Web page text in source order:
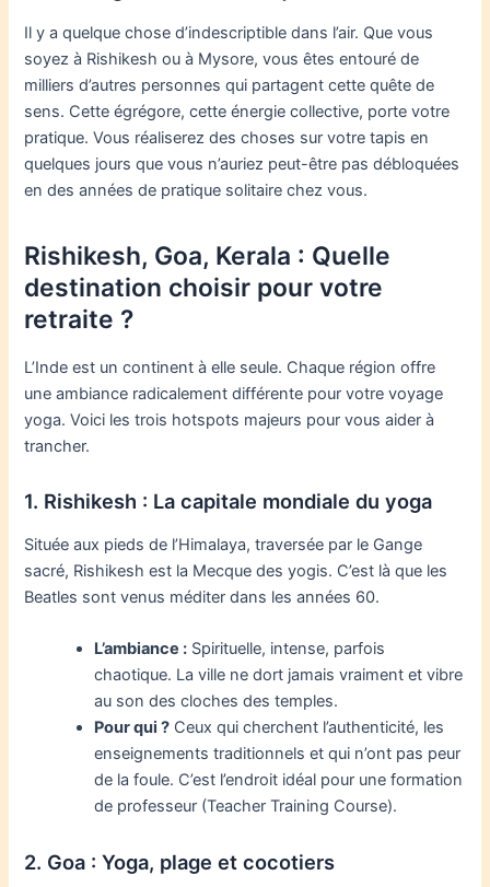
Il y a quelque chose d’indescriptible dans l’air. Que vous
soyez à Rishikesh ou à Mysore, vous êtes entouré de
milliers d’autres personnes qui partagent cette quête de
sens. Cette égrégore, cette énergie collective, porte votre
pratique. Vous réaliserez des choses sur votre tapis en
quelques jours que vous n’auriez peut-être pas débloquées
en des années de pratique solitaire chez vous.
Rishikesh, Goa, Kerala : Quelle
destination choisir pour votre
retraite ?
L’Inde est un continent à elle seule. Chaque région offre
une ambiance radicalement différente pour votre voyage
yoga. Voici les trois hotspots majeurs pour vous aider à
trancher.
1. Rishikesh : La capitale mondiale du yoga
Située aux pieds de l’Himalaya, traversée par le Gange
sacré, Rishikesh est la Mecque des yogis. C’est là que les
Beatles sont venus méditer dans les années 60.
L’ambiance : Spirituelle, intense, parfois
chaotique. La ville ne dort jamais vraiment et vibre
au son des cloches des temples.
Pour qui ? Ceux qui cherchent l’authenticité, les
enseignements traditionnels et qui n’ont pas peur
de la foule. C’est l’endroit idéal pour une formation
de professeur (Teacher Training Course).
2. Goa : Yoga, plage et cocotiers